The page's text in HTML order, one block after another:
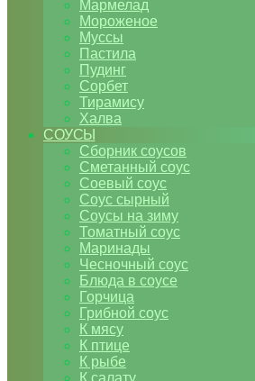
Мармелад
Мороженое
Муссы
Пастила
Пудинг
Сорбет
Тирамису
Халва
СОУСЫ
Сборник соусов
Сметанный соус
Соевый соус
Соус сырный
Соусы на зиму
Томатный соус
Маринады
Чесночный соус
Блюда в соусе
Горчица
Грибной соус
К мясу
К птице
К рыбе
К салату